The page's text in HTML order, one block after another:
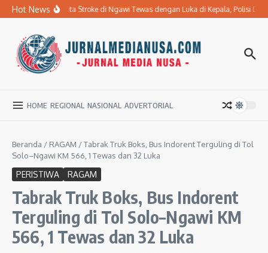
Lewati ke konten
Hot News
Ibu Penderita Stroke di Ngawi Tewas dengan Luka di Kepala, Polisi
HOME REGIONAL NASIONAL ADVERTORIAL
Beranda / RAGAM /Tabrak Truk Boks, Bus Indorent Terguling di Tol
Solo–Ngawi KM 566, 1 Tewas dan 32 Luka
PERISTIWA RAGAM
Tabrak Truk Boks, Bus Indorent
Terguling di Tol Solo–Ngawi KM
566, 1 Tewas dan 32 Luka